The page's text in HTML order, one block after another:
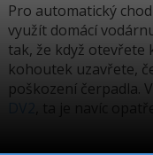
Pro automatický
využít domácí
tak, že když otevřete
kohoutek uzavřete,
poškození čerpadla.
, ta je navíc